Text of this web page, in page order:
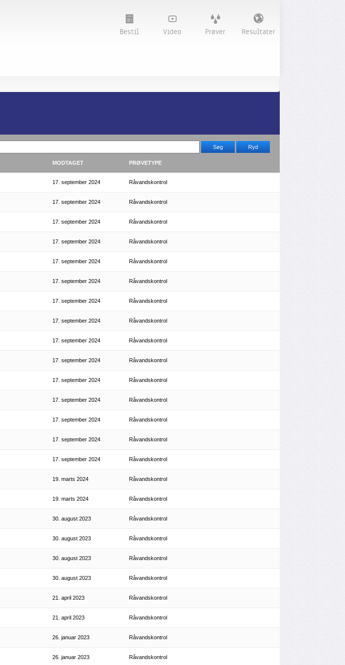
Bestil Video Prøver Resultater
MODTAGET PRØVETYPE
17. september 2024 Råvandskontrol
17. september 2024 Råvandskontrol
17. september 2024 Råvandskontrol
17. september 2024 Råvandskontrol
17. september 2024 Råvandskontrol
17. september 2024 Råvandskontrol
17. september 2024 Råvandskontrol
17. september 2024 Råvandskontrol
17. september 2024 Råvandskontrol
17. september 2024 Råvandskontrol
17. september 2024 Råvandskontrol
17. september 2024 Råvandskontrol
17. september 2024 Råvandskontrol
17. september 2024 Råvandskontrol
17. september 2024 Råvandskontrol
19. marts 2024 Råvandskontrol
19. marts 2024 Råvandskontrol
30. august 2023 Råvandskontrol
30. august 2023 Råvandskontrol
30. august 2023 Råvandskontrol
30. august 2023 Råvandskontrol
21. april 2023 Råvandskontrol
21. april 2023 Råvandskontrol
26. januar 2023 Råvandskontrol
26. januar 2023 Råvandskontrol